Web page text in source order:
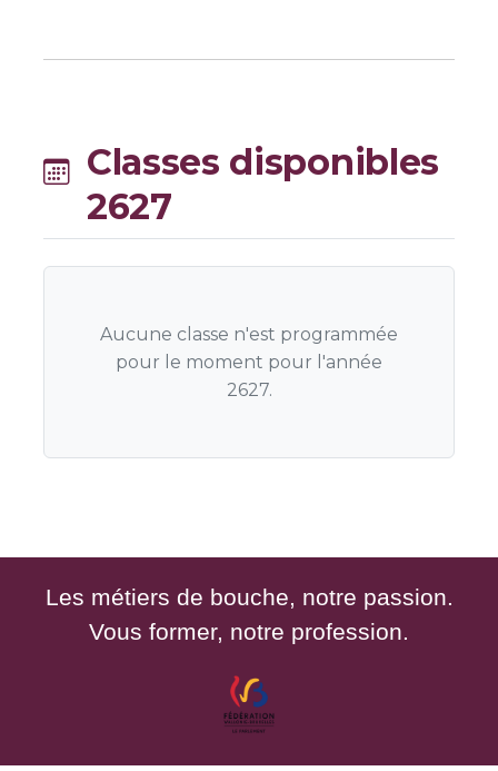
Classes disponibles
2627
Aucune classe n'est programmée
pour le moment pour l'année
2627.
Les métiers de bouche, notre passion.
Vous former, notre profession.